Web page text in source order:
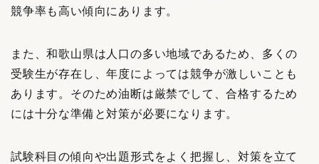
競争率も高い傾向にあります。
また、和歌山県は人口の多い地域であるため、多くの
受験生が存在し、年度によっては競争が激しいことも
あります。そのため油断は厳禁でして、合格するため
には十分な準備と対策が必要になります。
試験科目の傾向や出題形式をよく把握し、対策を立て